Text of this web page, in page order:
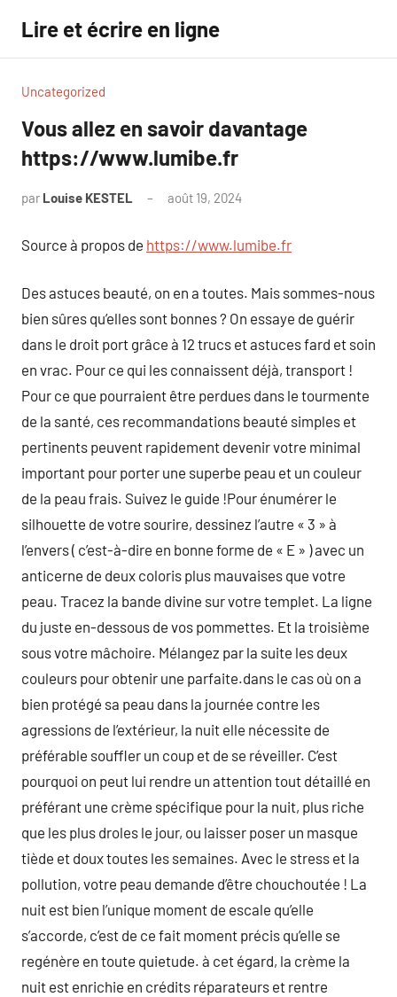
contenu
Lire et écrire en ligne
Uncategorized
Vous allez en savoir davantage
https://www.lumibe.fr
par Louise KESTEL août 19, 2024
Source à propos de https://www.lumibe.fr
Des astuces beauté, on en a toutes. Mais sommes-nous
bien sûres qu’elles sont bonnes ? On essaye de guérir
dans le droit port grâce à 12 trucs et astuces fard et soin
en vrac. Pour ce qui les connaissent déjà, transport !
Pour ce que pourraient être perdues dans le tourmente
de la santé, ces recommandations beauté simples et
pertinents peuvent rapidement devenir votre minimal
important pour porter une superbe peau et un couleur
de la peau frais. Suivez le guide !Pour énumérer le
silhouette de votre sourire, dessinez l’autre « 3 » à
l’envers ( c’est-à-dire en bonne forme de « E » ) avec un
anticerne de deux coloris plus mauvaises que votre
peau. Tracez la bande divine sur votre templet. La ligne
du juste en-dessous de vos pommettes. Et la troisième
sous votre mâchoire. Mélangez par la suite les deux
couleurs pour obtenir une parfaite.dans le cas où on a
bien protégé sa peau dans la journée contre les
agressions de l’extérieur, la nuit elle nécessite de
préférable souffler un coup et de se réveiller. C’est
pourquoi on peut lui rendre un attention tout détaillé en
préférant une crème spécifique pour la nuit, plus riche
que les plus droles le jour, ou laisser poser un masque
tiède et doux toutes les semaines. Avec le stress et la
pollution, votre peau demande d’être chouchoutée ! La
nuit est bien l’unique moment de escale qu’elle
s’accorde, c’est de ce fait moment précis qu’elle se
regénère en toute quietude. à cet égard, la crème la
nuit est enrichie en crédits réparateurs et rentre